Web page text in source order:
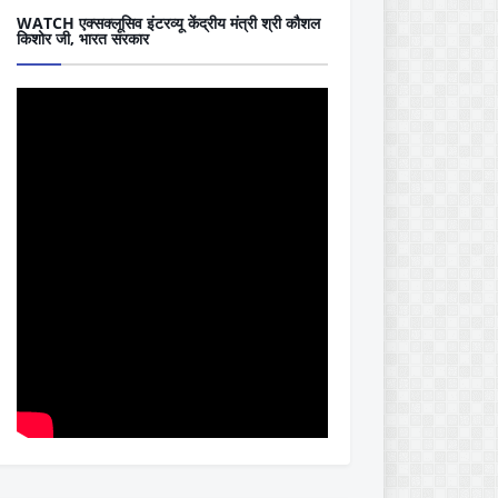
WATCH एक्सक्लूसिव इंटरव्यू केंद्रीय मंत्री श्री कौशल
किशोर जी, भारत सरकार